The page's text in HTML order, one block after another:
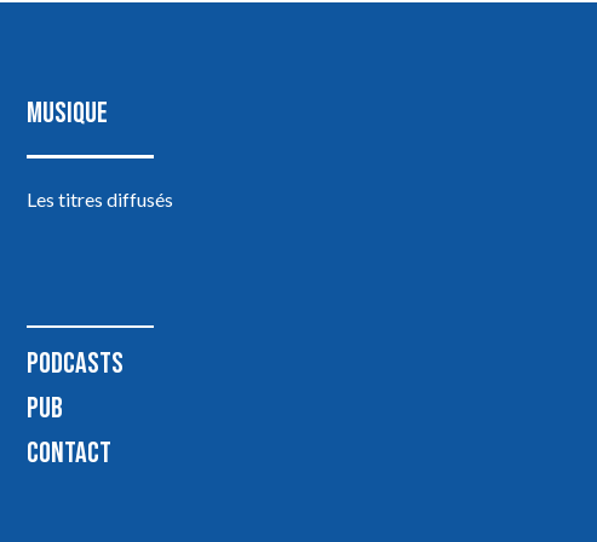
MUSIQUE
Les titres diffusés
PODCASTS
PUB
CONTACT